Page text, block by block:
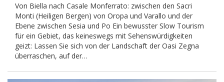
Body
Von Biella nach Casale Monferrato: zwischen den Sacri
Monti (Heiligen Bergen) von Oropa und Varallo und der
Ebene zwischen Sesia und Po Ein bewusster Slow Tourism
für ein Gebiet, das keineswegs mit Sehenswürdigkeiten
geizt: Lassen Sie sich von der Landschaft der Oasi Zegna
überraschen, auf der…